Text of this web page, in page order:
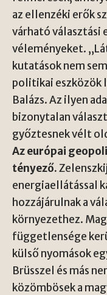
az ellenzéki erők
várható
véleményeket.
kutatások nem
politikai eszközök
Balázs. Az ilyen
bizonytalan
győztesnek vélt
Az európai
tényező.
energiaellátással
hozzájárulnak a
környezethez.
függetlensége
külső nyomások
Brüsszel és más
közömbösek a